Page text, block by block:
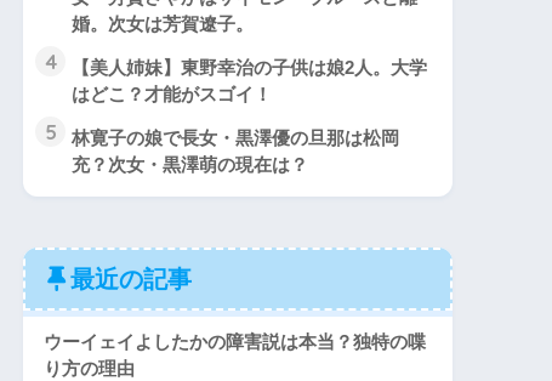
婚。次女は芳賀遼子。
4
【美人姉妹】東野幸治の子供は娘2人。大学
はどこ？才能がスゴイ！
5
林寛子の娘で長女・黒澤優の旦那は松岡
充？次女・黒澤萌の現在は？
最近の記事
ウーイェイよしたかの障害説は本当？独特の喋
り方の理由